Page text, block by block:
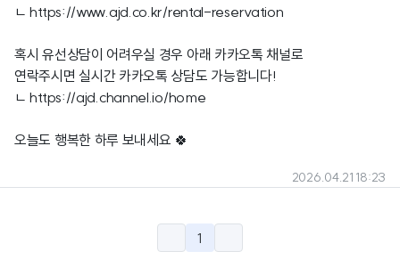
ㄴhttps://www.ajd.co.kr/rental-reservation
혹시 유선상담이 어려우실 경우 아래 카카오톡 채널로
연락주시면 실시간 카카오톡 상담도 가능합니다!
ㄴhttps://ajd.channel.io/home
오늘도 행복한 하루 보내세요 🍀
2026.04.21 18:23
1